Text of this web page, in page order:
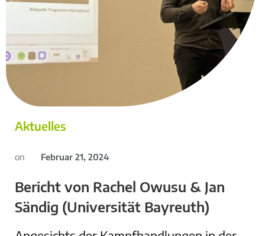
Aktuelles
on Februar 21, 2024
Bericht von Rachel Owusu & Jan
Sändig (Universität Bayreuth)